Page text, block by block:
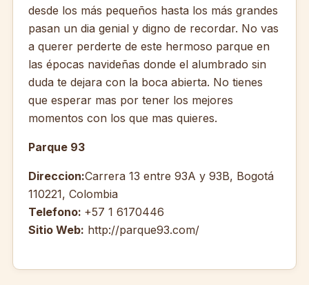
desde los más pequeños hasta los más grandes
pasan un dia genial y digno de recordar. No vas
a querer perderte de este hermoso parque en
las épocas navideñas donde el alumbrado sin
duda te dejara con la boca abierta. No tienes
que esperar mas por tener los mejores
momentos con los que mas quieres.
Parque 93
Direccion:Carrera 13 entre 93A y 93B, Bogotá
110221, Colombia
Telefono: +57 1 6170446
Sitio Web: http://parque93.com/